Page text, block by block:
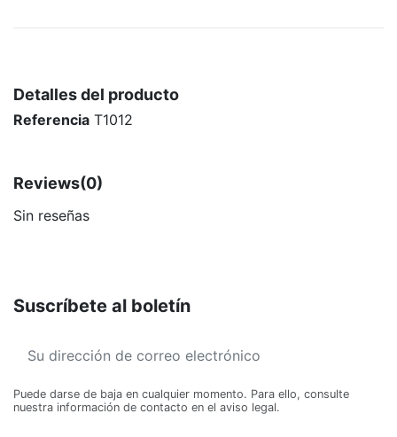
Detalles del producto
Referencia T1012
Reviews(0)
Sin reseñas
Suscríbete al boletín
Puede darse de baja en cualquier momento. Para ello, consulte
nuestra información de contacto en el aviso legal.